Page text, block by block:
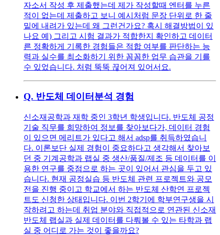
자소서 작성 후 제출했는데 제가 작성할때 엔터를 누른
적이 없는데 제출하고 보니 예시처럼 문장 단위로 한 줄
밑에 내려가 있는데 왜 그런건가요? 혹시 해결방법이 있
나요 예) 그리고 시험 결과가 적합한지 확인하고 데이터
른 정확하게 기록한 경험들은 적합 여부를 판단하는 능
력과 실수를 최소화하기 위한 꼼꼼한 업무 습관을 기를
수 있었습니다. 처럼 뚝뚝 끊어져 있어서요.
Q. 반도체 데이터분석 경험
신소재공학과 재학 중인 3학년 학생입니다. 반도체 공정
기술 직무를 희망하여 정보를 찾아보다가, 데이터 경험
이 있으면 메리트가 있다고 해서 adsp를 취득하였습니
다. 이론보단 실제 경험이 중요하다고 생각해서 찾아보
던 중 기계공학과 랩실 중 생산/품질/제조 등 데이터를 이
용한 연구를 중점으로 하는 곳이 있어서 관심을 두고 있
습니다. 현재 공정실습 등 반도체 관련 프로젝트와 공모
전을 진행 중이고 학교에서 하는 반도체 산학연 프로젝
트도 신청한 상태입니다. 이번 2학기에 학부연구생을 시
작하려고 하는데 취업 분야와 직접적으로 연관된 신소재
반도체 랩실과 실제 데이터를 다뤄볼 수 있는 타학과 랩
실 중 어디로 가는 것이 좋을까요?